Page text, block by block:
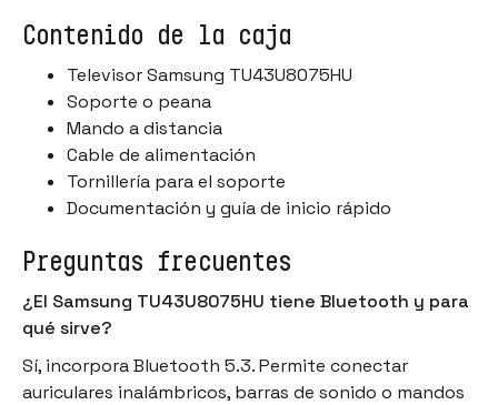
Contenido de la caja
Televisor Samsung TU43U8075HU
Soporte o peana
Mando a distancia
Cable de alimentación
Tornillería para el soporte
Documentación y guía de inicio rápido
Preguntas frecuentes
¿El Samsung TU43U8075HU tiene Bluetooth y para
qué sirve?
Sí, incorpora Bluetooth 5.3. Permite conectar
auriculares inalámbricos, barras de sonido o mandos